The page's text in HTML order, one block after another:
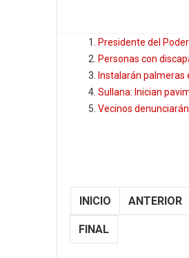
Presidente del
Personas con
Instalarán palmeras
Sullana: Inician
Vecinos
INICIO ANTERIOR
FINAL